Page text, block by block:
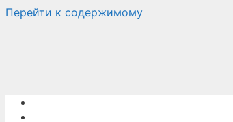
Перейти к содержимому